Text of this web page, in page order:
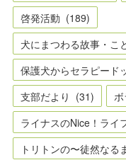
啓発活動 (189)
犬にまつわる故事・こ
保護犬からセラピード
支部だより (31)
ライナスのNice！ライ
トリトンの〜徒然なる